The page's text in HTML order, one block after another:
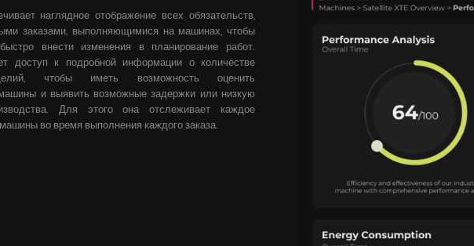
наглядное отображение всех обязательств,
заказами, выполняющимися на машинах, чтобы
внести изменения в планирование работ.
доступ к подробной информации о количестве
чтобы иметь возможность оценить
и выявить возможные задержки или низкую
Для этого она отслеживает каждое
во время выполнения каждого заказа.